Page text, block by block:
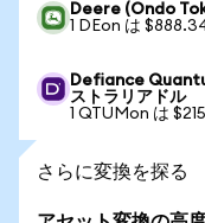
Deere (Ondo
1 DEon は
Defiance
ストラリアドル
1 QTUMon は
さらに変換を探る